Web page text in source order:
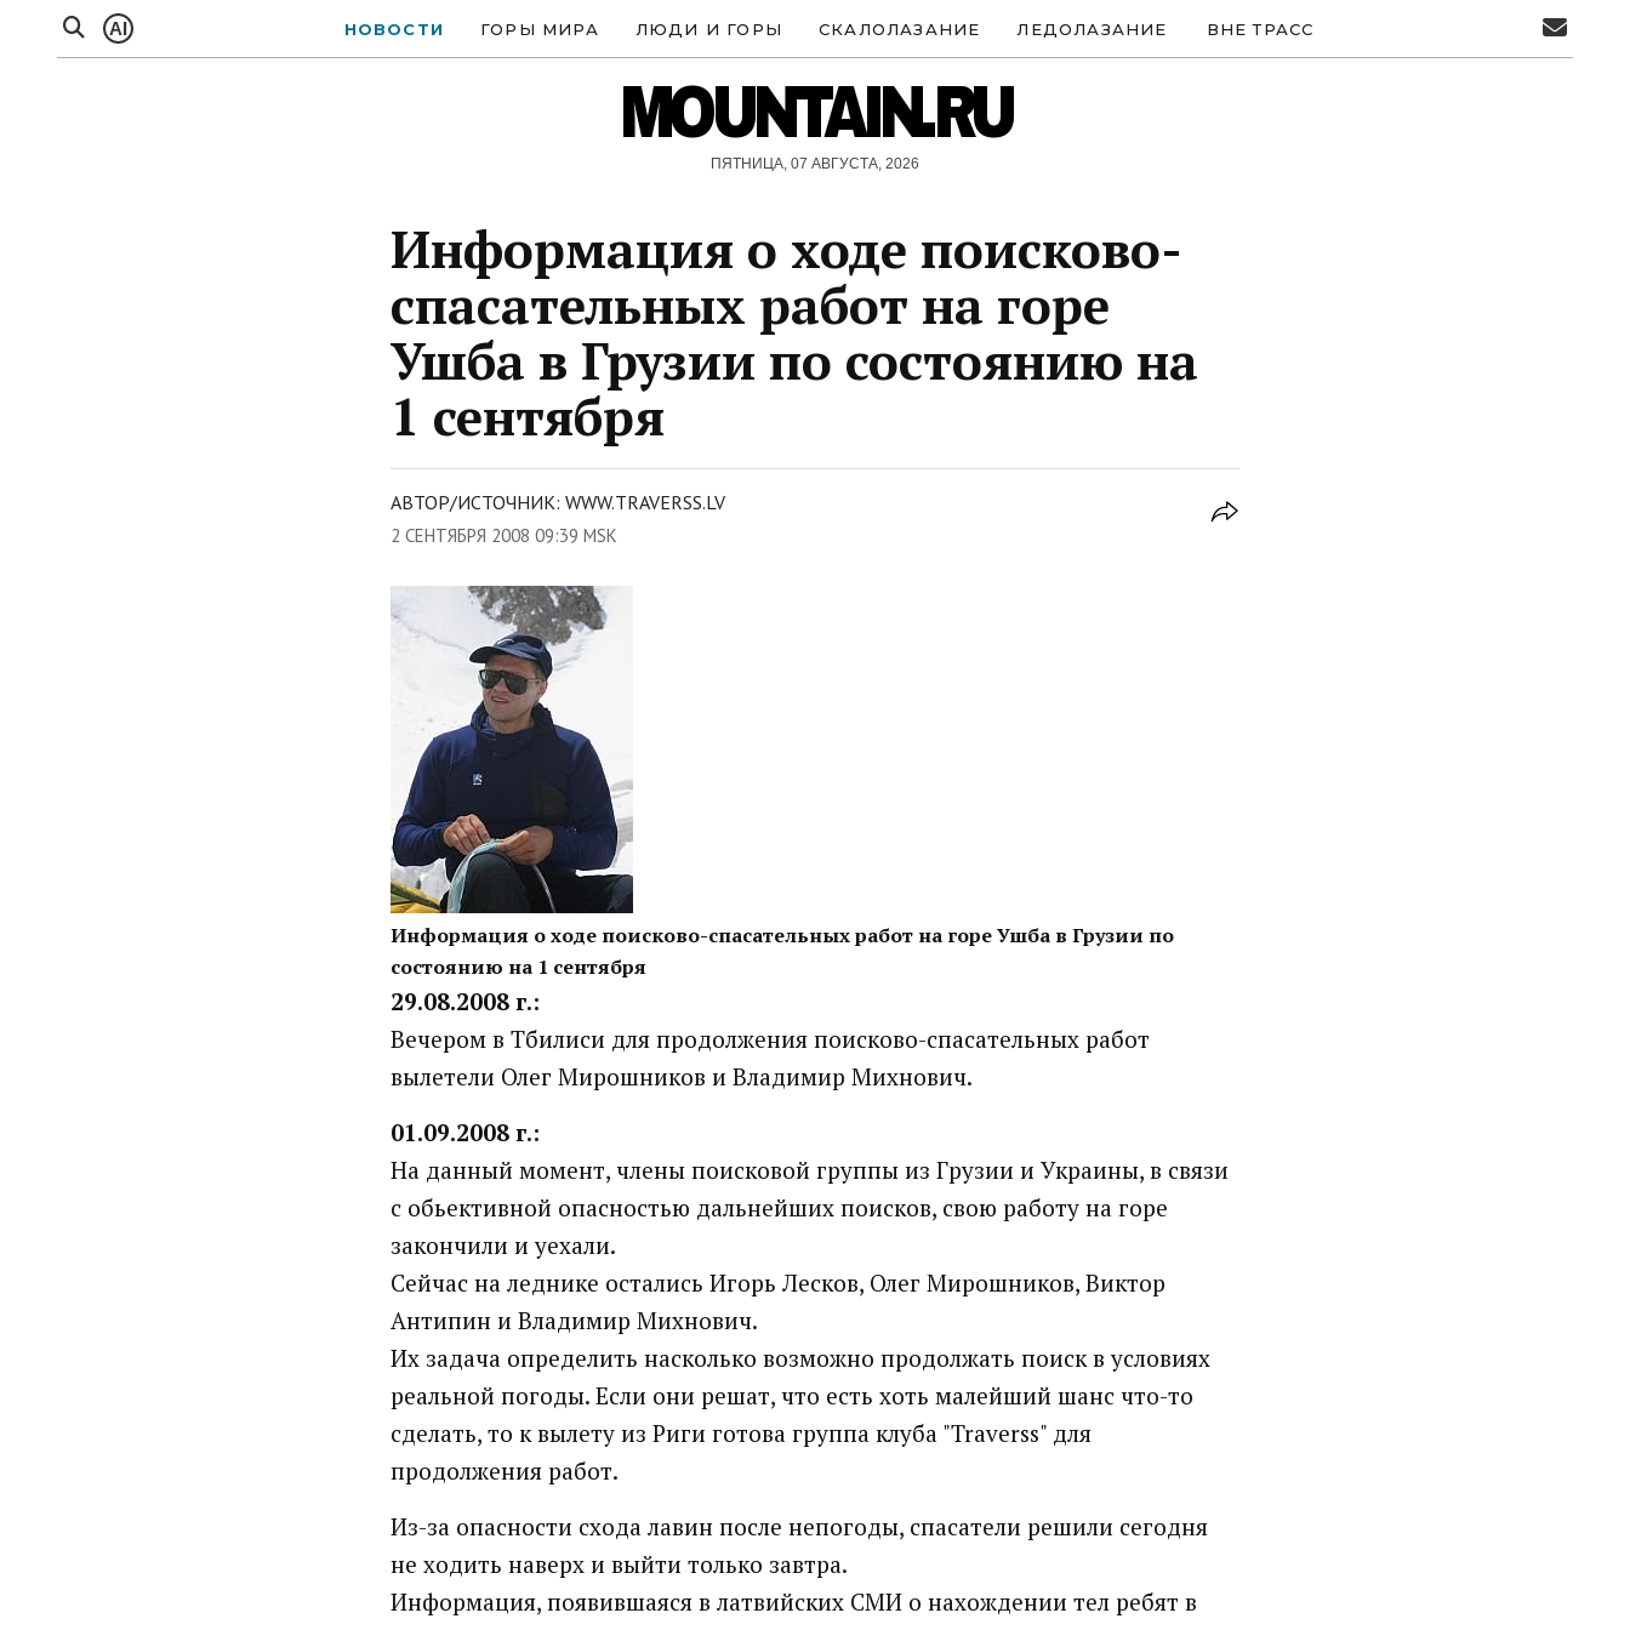
AI НОВОСТИ ГОРЫ МИРА ЛЮДИ И ГОРЫ СКАЛОЛАЗАНИЕ ЛЕДОЛАЗАНИЕ ВНЕ ТРАСС
MOUNTAIN.RU
ПЯТНИЦА, 07 АВГУСТА, 2026
Информация о ходе поисково-
спасательных работ на горе
Ушба в Грузии по состоянию на
1 сентября
АВТОР/ИСТОЧНИК: WWW.TRAVERSS.LV
2 СЕНТЯБРЯ 2008 09:39 MSK
Информация о ходе поисково-спасательных работ на горе Ушба в Грузии по
состоянию на 1 сентября
29.08.2008 г.:
Вечером в Тбилиси для продолжения поисково-спасательных работ
вылетели Олег Мирошников и Владимир Михнович.
01.09.2008 г.:
На данный момент, члены поисковой группы из Грузии и Украины, в связи
с обьективной опасностью дальнейших поисков, свою работу на горе
закончили и уехали.
Сейчас на леднике остались Игорь Лесков, Олег Мирошников, Виктор
Антипин и Владимир Михнович.
Их задача определить насколько возможно продолжать поиск в условиях
реальной погоды. Если они решат, что есть хоть малейший шанс что-то
сделать, то к вылету из Риги готова группа клуба "Traverss" для
продолжения работ.
Из-за опасности схода лавин после непогоды, спасатели решили сегодня
не ходить наверх и выйти только завтра.
Информация, появившаяся в латвийских СМИ о нахождении тел ребят в